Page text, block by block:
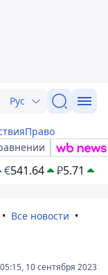
Рус
Право
€541.64 ₽5.71
Все новости
05:15, 10 сентября 2023